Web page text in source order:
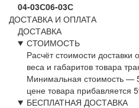
04-03С06-03С
ДОСТАВКА И ОПЛАТА
ДОСТАВКА
СТОИМОСТЬ
Расчёт стоимости доставки
веса и габаритов товара
Минимальная стоимость —
цене товара прибавляется
БЕСПЛАТНАЯ ДОСТАВКА